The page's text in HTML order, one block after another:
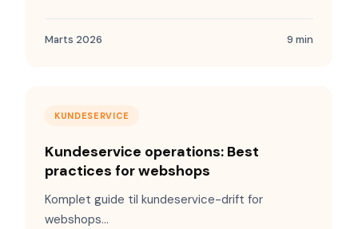
Marts 2026 9 min
KUNDESERVICE
Kundeservice operations: Best
practices for webshops
Komplet guide til kundeservice-drift for
webshops...